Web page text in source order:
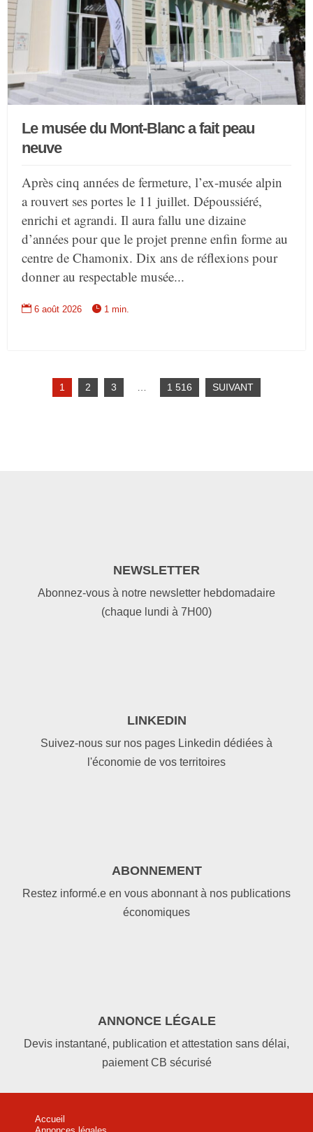
Le musée du Mont-Blanc a fait peau
neuve
Après cinq années de fermeture, l’ex-musée alpin
a rouvert ses portes le 11 juillet. Dépoussiéré,
enrichi et agrandi. Il aura fallu une dizaine
d’années pour que le projet prenne enfin forme au
centre de Chamonix. Dix ans de réflexions pour
donner au respectable musée...
 6 août 2026  1 min.
1 2 3 … 1 516 SUIVANT
NEWSLETTER
Abonnez-vous à notre newsletter hebdomadaire
(chaque lundi à 7H00)
LINKEDIN
Suivez-nous sur nos pages Linkedin dédiées à
l'économie de vos territoires
ABONNEMENT
Restez informé.e en vous abonnant à nos publications
économiques
ANNONCE LÉGALE
Devis instantané, publication et attestation sans délai,
paiement CB sécurisé
Accueil